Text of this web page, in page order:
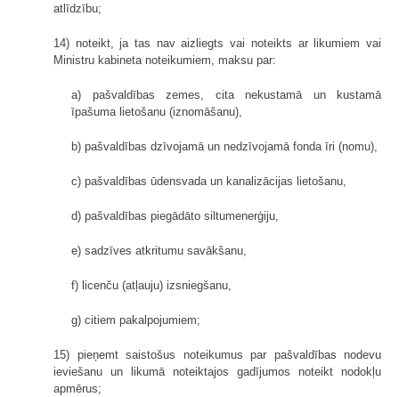
atlīdzību;
14) noteikt, ja tas nav aizliegts vai noteikts ar likumiem vai
Ministru kabineta noteikumiem, maksu par:
a) pašvaldības zemes, cita nekustamā un kustamā
īpašuma lietošanu (iznomāšanu),
b) pašvaldības dzīvojamā un nedzīvojamā fonda īri (nomu),
c) pašvaldības ūdensvada un kanalizācijas lietošanu,
d) pašvaldības piegādāto siltumenerģiju,
e) sadzīves atkritumu savākšanu,
f) licenču (atļauju) izsniegšanu,
g) citiem pakalpojumiem;
15) pieņemt saistošus noteikumus par pašvaldības nodevu
ieviešanu un likumā noteiktajos gadījumos noteikt nodokļu
apmērus;